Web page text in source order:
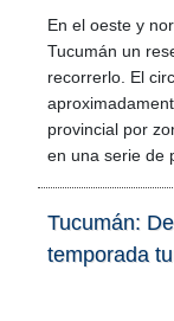
En el oeste y
Tucumán un
recorrerlo. El
provincial por
en una serie de
Tucumán:
temporada